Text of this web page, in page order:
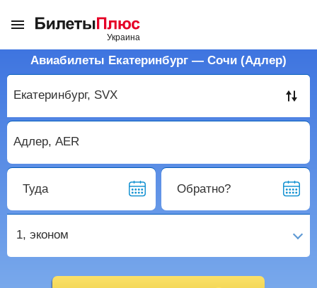
Авиабилеты Екатеринбург — Сочи (Адлер)
Туда Обратно?
1, эконом